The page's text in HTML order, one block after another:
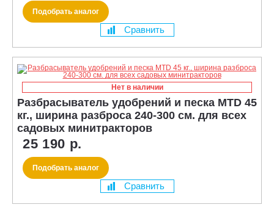
Подобрать аналог
Сравнить
Нет в наличии
Разбрасыватель удобрений и песка MTD 45
кг., ширина разброса 240-300 см. для всех
садовых минитракторов
25 190 р.
Подобрать аналог
Сравнить